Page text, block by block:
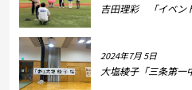
吉田理彩 「イベン
2024年7月 5日
大塩綾子「三条第